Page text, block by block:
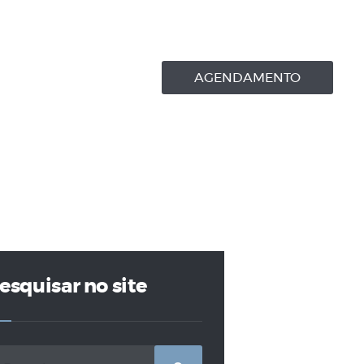
AGENDAMENTO
no site